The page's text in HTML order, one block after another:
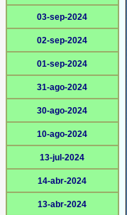
03-sep-2024
02-sep-2024
01-sep-2024
31-ago-2024
30-ago-2024
10-ago-2024
13-jul-2024
14-abr-2024
13-abr-2024